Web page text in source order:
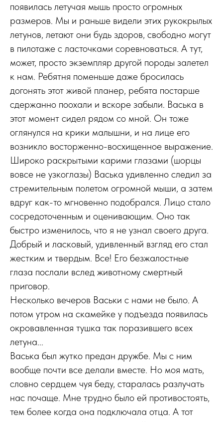
появилась летучая мышь просто огромных
размеров. Мы и раньше видели этих рукокрылых
летунов, летают они будь здоров, свободно могут
в пилотаже с ласточками соревноваться. А тут,
может, просто экземпляр другой породы залетел
к нам. Ребятня поменьше даже бросилась
догонять этот живой планер, ребята постарше
сдержанно поохали и вскоре забыли. Васька в
этот момент сидел рядом со мной. Он тоже
оглянулся на крики малышни, и на лице его
возникло восторженно-восхищенное выражение.
Широко раскрытыми карими глазами (шорцы
вовсе не узкоглазы) Васька удивленно следил за
стремительным полетом огромной мыши, а затем
вдруг как-то мгновенно подобрался. Лицо стало
сосредоточенным и оценивающим. Оно так
быстро изменилось, что я не узнал своего друга.
Добрый и ласковый, удивленный взгляд его стал
жестким и твердым. Все! Его безжалостные
глаза послали вслед животному смертный
приговор.
Несколько вечеров Васьки с нами не было. А
потом утром на скамейке у подъезда появилась
окровавленная тушка так поразившего всех
летуна...
Васька был жутко предан дружбе. Мы с ним
вообще почти все делали вместе. Но моя мать,
словно сердцем чуя беду, старалась разлучать
нас почаще. Мне трудно было ей противостоять,
тем более когда она подключала отца. А тот